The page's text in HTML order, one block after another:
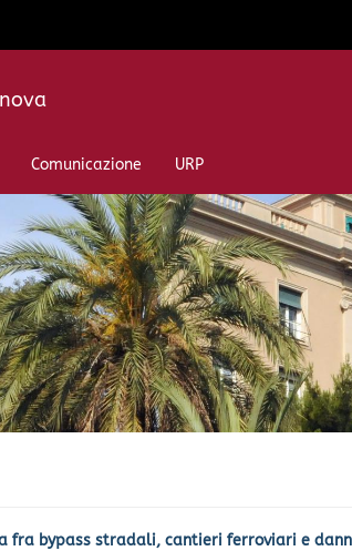
Comunicazione URP
fra bypass stradali, cantieri ferroviari e